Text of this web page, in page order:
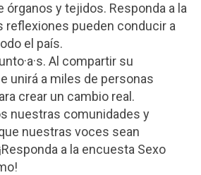
órganos y tejidos. Responda a la
reflexiones pueden conducir a
el país.
Al compartir su
unirá a miles de personas
crear un cambio real.
nuestras comunidades y
nuestras voces sean
a la encuesta Sexo